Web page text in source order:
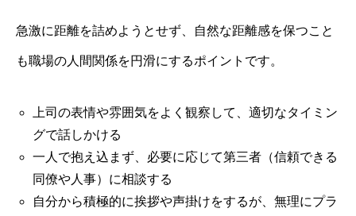
急激に距離を詰めようとせず、自然な距離感を保つこと
も職場の人間関係を円滑にするポイントです。
上司の表情や雰囲気をよく観察して、適切なタイミン
グで話しかける
一人で抱え込まず、必要に応じて第三者（信頼できる
同僚や人事）に相談する
自分から積極的に挨拶や声掛けをするが、無理にプラ